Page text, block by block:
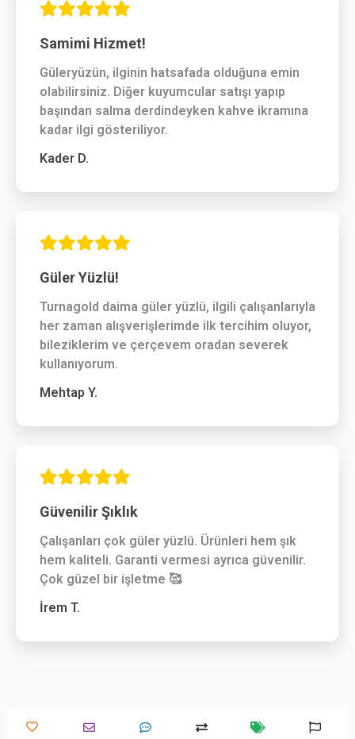
Samimi Hizmet!
Güleryüzün, ilginin hatsafada olduğuna emin
olabilirsiniz. Diğer kuyumcular satışı yapıp
başından salma derdindeyken kahve ikramına
kadar ilgi gösteriliyor.
Kader D.
Güler Yüzlü!
Turnagold daima güler yüzlü, ilgili çalışanlarıyla
her zaman alışverişlerimde ilk tercihim oluyor,
bileziklerim ve çerçevem oradan severek
kullanıyorum.
Mehtap Y.
Güvenilir Şıklık
Çalışanları çok güler yüzlü. Ürünleri hem şık
hem kaliteli. Garanti vermesi ayrıca güvenilir.
Çok güzel bir işletme 🥰
İrem T.